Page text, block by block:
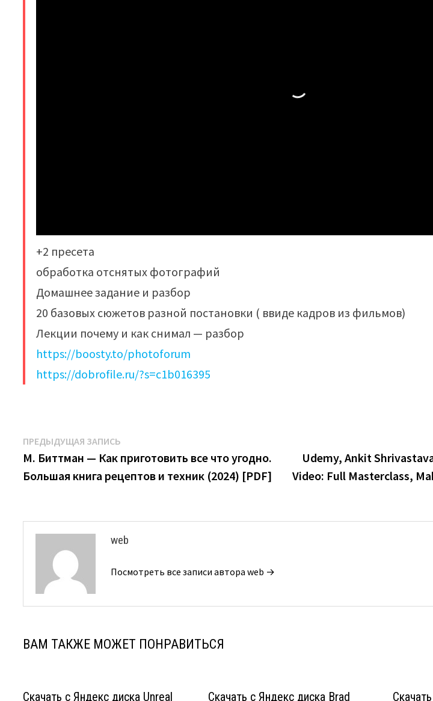
+2 пресета
обработка отснятых фотографий
Домашнее задание и разбор
20 базовых сюжетов разной постановки ( ввиде кадров из фильмов)
Лекции почему и как снимал — разбор
https://boosty.to/photoforum
https://dobrofile.ru/?s=c1b016395
Навигация
по
ПРЕДЫДУЩАЯ ЗАПИСЬ
запись:
М. Биттман — Как приготовить все что угодно.
Большая книга рецептов и техник (2024) [PDF]
Udemy, Ankit
Video: Full Masterclass,
web
Посмотреть все записи автора web →
ВАМ ТАКЖЕ МОЖЕТ ПОНРАВИТЬСЯ
Скачать с Яндекс диска Unreal Скачать с Яндекс диска Brad